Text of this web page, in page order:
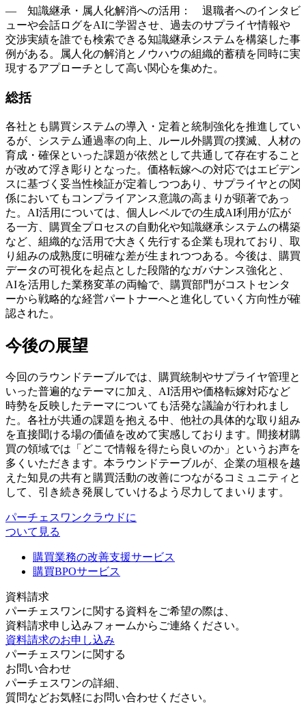
― 知識継承・属人化解消への活用： 退職者へのインタビ
ューや会話ログをAIに学習させ、過去のサプライヤ情報や
交渉実績を誰でも検索できる知識継承システムを構築した事
例がある。属人化の解消とノウハウの組織的蓄積を同時に実
現するアプローチとして高い関心を集めた。
総括
各社とも購買システムの導入・定着と統制強化を推進してい
るが、システム通過率の向上、ルール外購買の撲滅、人材の
育成・確保といった課題が依然として共通して存在すること
が改めて浮き彫りとなった。価格転嫁への対応ではエビデン
スに基づく妥当性検証が定着しつつあり、サプライヤとの関
係においてもコンプライアンス意識の高まりが顕著であっ
た。AI活用については、個人レベルでの生成AI利用が広が
る一方、購買全プロセスの自動化や知識継承システムの構築
など、組織的な活用で大きく先行する企業も現れており、取
り組みの成熟度に明確な差が生まれつつある。今後は、購買
データの可視化を起点とした段階的なガバナンス強化と、
AIを活用した業務変革の両輪で、購買部門がコストセンタ
ーから戦略的な経営パートナーへと進化していく方向性が確
認された。
今後の展望
今回のラウンドテーブルでは、購買統制やサプライヤ管理と
いった普遍的なテーマに加え、AI活用や価格転嫁対応など
時勢を反映したテーマについても活発な議論が行われまし
た。各社が共通の課題を抱える中、他社の具体的な取り組み
を直接聞ける場の価値を改めて実感しております。間接材購
買の領域では「どこで情報を得たら良いのか」というお声を
多くいただきます。本ラウンドテーブルが、企業の垣根を越
えた知見の共有と購買活動の改善につながるコミュニティと
して、引き続き発展していけるよう尽力してまいります。
パーチェスワンクラウドに
ついて見る
購買業務の改善支援サービス
購買BPOサービス
資料請求
パーチェスワンに関する資料をご希望の際は、
資料請求申し込みフォームからご連絡ください。
資料請求のお申し込み
パーチェスワンに関する
お問い合わせ
パーチェスワンの詳細、
質問などお気軽にお問い合わせください。